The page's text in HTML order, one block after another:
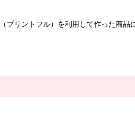
プリントフル）を利用して作った商品